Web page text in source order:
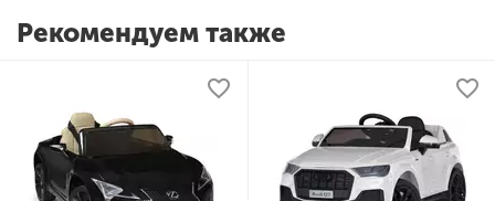
Рекомендуем также